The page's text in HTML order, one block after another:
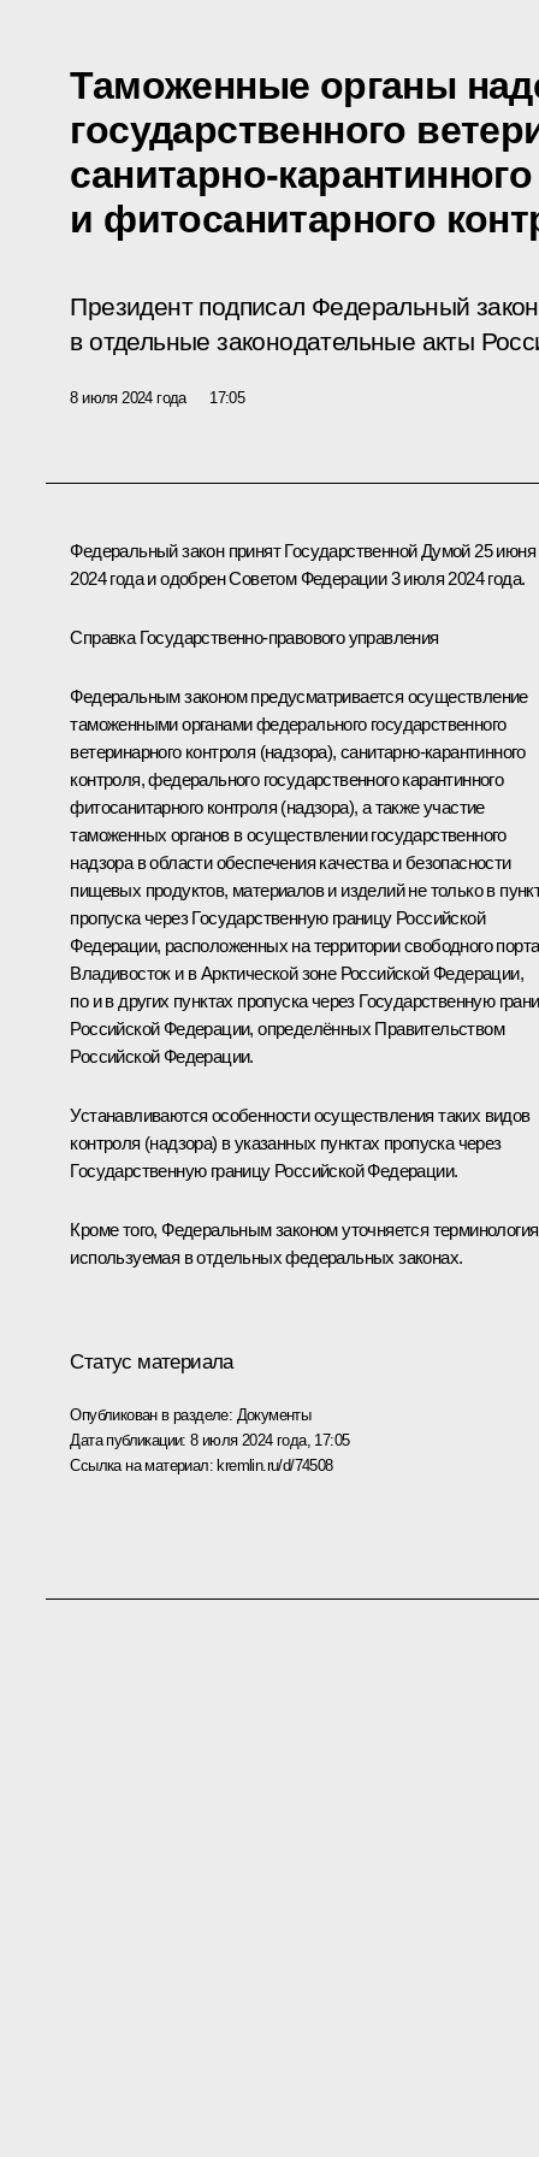
Таможенные органы
государственного
санитарно-карантинного
и фитосанитарного
Президент подписал Федеральный
в отдельные законодательные акты
8 июля 2024 года 17:05
Федеральный закон принят Государственной Думой 25 июня
2024 года и одобрен Советом Федерации 3 июля 2024 года.
Справка Государственно-правового управления
Федеральным законом предусматривается осуществление
таможенными органами федерального государственного
ветеринарного контроля (надзора), санитарно-карантинного
контроля, федерального государственного карантинного
фитосанитарного контроля (надзора), а также участие
таможенных органов в осуществлении государственного
надзора в области обеспечения качества и безопасности
пищевых продуктов, материалов и изделий не только в
пропуска через Государственную границу Российской
Федерации, расположенных на территории свободного порта
Владивосток и в Арктической зоне Российской Федерации,
по и в других пунктах пропуска через Государственную
Российской Федерации, определённых Правительством
Российской Федерации.
Устанавливаются особенности осуществления таких видов
контроля (надзора) в указанных пунктах пропуска через
Государственную границу Российской Федерации.
Кроме того, Федеральным законом уточняется
используемая в отдельных федеральных законах.
Статус материала
Опубликован в разделе: Документы
Дата публикации:8 июля 2024 года, 17:05
Ссылка на материал: kremlin.ru/d/74508